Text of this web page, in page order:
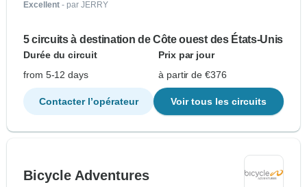
Excellent - par JERRY
5 circuits à destination de Côte ouest des États-Unis
Durée du circuit
Prix par jour
from 5-12 days
à partir de €376
Contacter l’opérateur Voir tous les circuits
Bicycle Adventures